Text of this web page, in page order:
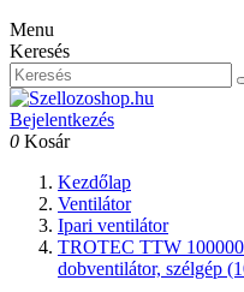
Menu
Keresés
Bejelentkezés
0 Kosár
Kezdőlap
Ventilátor
Ipari ventilátor
TROTEC TTW
dobventilátor, szélgép